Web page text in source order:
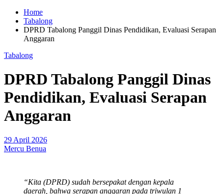
Home
Tabalong
DPRD Tabalong Panggil Dinas Pendidikan, Evaluasi Serapan
Anggaran
Tabalong
DPRD Tabalong Panggil Dinas
Pendidikan, Evaluasi Serapan
Anggaran
29 April 2026
Mercu Benua
“Kita (DPRD) sudah bersepakat dengan kepala
daerah, bahwa serapan anggaran pada triwulan 1